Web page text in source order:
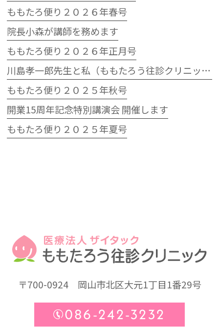
ももたろ便り２０２６年春号
院長小森が講師を務めます
ももたろ便り２０２６年正月号
川島孝一郎先生と私（ももたろう往診クリニック開院15周年記念特別講演会）
ももたろ便り２０２５年秋号
開業15周年記念特別講演会 開催します
ももたろ便り２０２５年夏号
〒700-0924岡山市北区大元1丁目1番29号
086-242-3232